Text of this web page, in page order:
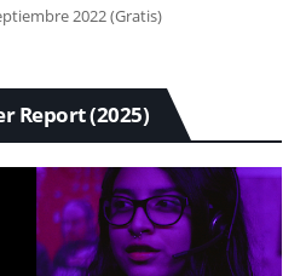
2022 (Gratis)
Report (2025)